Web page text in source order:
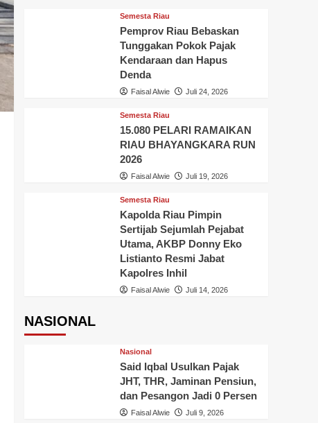
Semesta Riau
Pemprov Riau Bebaskan
Tunggakan Pokok Pajak
Kendaraan dan Hapus
Denda
Faisal Alwie Juli 24, 2026
Semesta Riau
15.080 PELARI RAMAIKAN
RIAU BHAYANGKARA RUN
2026
Faisal Alwie Juli 19, 2026
Semesta Riau
Kapolda Riau Pimpin
Sertijab Sejumlah Pejabat
Utama, AKBP Donny Eko
Listianto Resmi Jabat
Kapolres Inhil
Faisal Alwie Juli 14, 2026
NASIONAL
Nasional
Said Iqbal Usulkan Pajak
JHT, THR, Jaminan Pensiun,
dan Pesangon Jadi 0 Persen
Faisal Alwie Juli 9, 2026